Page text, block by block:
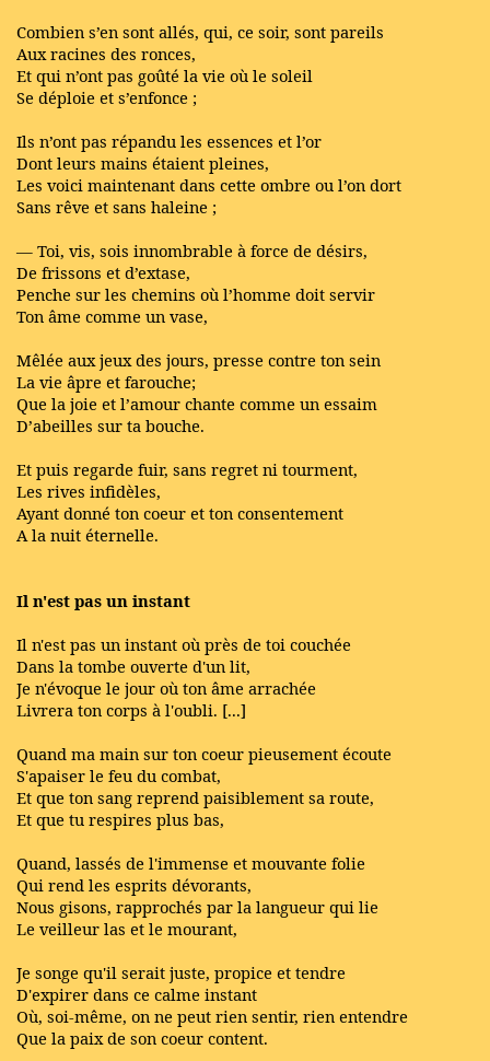
Combien s’en sont allés, qui, ce soir, sont pareils
Aux racines des ronces,
Et qui n’ont pas goûté la vie où le soleil
Se déploie et s’enfonce ;
Ils n’ont pas répandu les essences et l’or
Dont leurs mains étaient pleines,
Les voici maintenant dans cette ombre ou l’on dort
Sans rêve et sans haleine ;
— Toi, vis, sois innombrable à force de désirs,
De frissons et d’extase,
Penche sur les chemins où l’homme doit servir
Ton âme comme un vase,
Mêlée aux jeux des jours, presse contre ton sein
La vie âpre et farouche;
Que la joie et l’amour chante comme un essaim
D’abeilles sur ta bouche.
Et puis regarde fuir, sans regret ni tourment,
Les rives infidèles,
Ayant donné ton coeur et ton consentement
A la nuit éternelle.
Il n'est pas un instant
Il n'est pas un instant où près de toi couchée
Dans la tombe ouverte d'un lit,
Je n'évoque le jour où ton âme arrachée
Livrera ton corps à l'oubli. [...]
Quand ma main sur ton coeur pieusement écoute
S'apaiser le feu du combat,
Et que ton sang reprend paisiblement sa route,
Et que tu respires plus bas,
Quand, lassés de l'immense et mouvante folie
Qui rend les esprits dévorants,
Nous gisons, rapprochés par la langueur qui lie
Le veilleur las et le mourant,
Je songe qu'il serait juste, propice et tendre
D'expirer dans ce calme instant
Où, soi-même, on ne peut rien sentir, rien entendre
Que la paix de son coeur content.